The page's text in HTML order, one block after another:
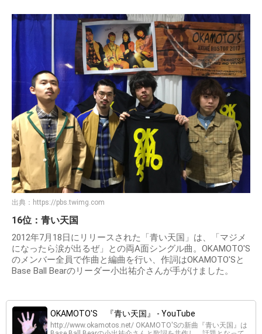
出典： https://pbs.twimg.com
16位：青い天国
2012年7月18日にリリースされた「青い天国」は、「マジメ
になったら涙が出るぜ」との両A面シングル曲。OKAMOTO'S
のメンバー全員で作曲と編曲を行い、作詞はOKAMOTO'Sと
Base Ball Bearのリーダー小出祐介さんが手がけました。
OKAMOTO'S 『青い天国』 - YouTube
http://www.okamotos.net/ OKAMOTO'Sの新曲『青い天国』は